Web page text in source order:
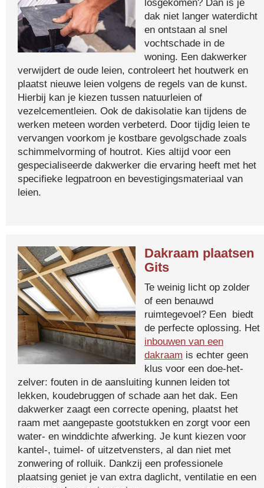
losgekomen? Dan is je
dak niet langer waterdicht
en ontstaan al snel
vochtschade in de
woning. Een dakwerker
verwijdert de oude leien, controleert het houtwerk en
plaatst nieuwe leien volgens de regels van de kunst.
Hierbij kan je kiezen tussen natuurleien of
vezelcementleien. Ook de dakisolatie kan tijdens de
werken meteen worden verbeterd. Door tijdig leien te
vervangen voorkom je kostbare gevolgschade zoals
schimmelvorming of houtrot. Kies altijd voor een
gespecialiseerde dakwerker die ervaring heeft met het
specifieke legpatroon en bevestigingsmateriaal van
leien.
Dakraam plaatsen
Gits
Te weinig licht op zolder
of een benauwd
ruimtegevoel? Een biedt
de perfecte oplossing. Het
inbouwen van een
dakraam is echter geen
klus voor een doe-het-
zelver: fouten in de aansluiting kunnen leiden tot
lekken, koudebruggen of schade aan het dak. Een
dakwerker zaagt een correcte opening, plaatst het
raam met aangepaste gootstukken en zorgt voor een
water- en winddichte afwerking. Je kunt kiezen voor
kantel-, tuimel- of uitzetvensters, al dan niet met
zonwering of rolluik. Dankzij een professionele
plaatsing geniet je van extra daglicht, ventilatie en een